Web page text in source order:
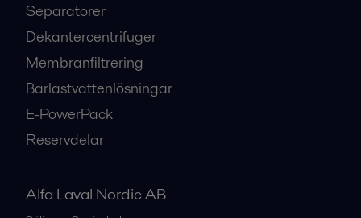
Separatorer
Dekantercentrifuger
Membranfiltrering
Barlastvattenlösningar
E-PowerPack
Reservdelar
Alfa Laval Nordic AB